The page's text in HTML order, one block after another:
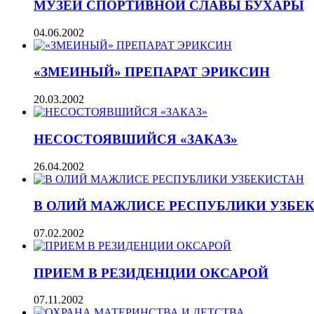
МУЗЕЙ СПОРТИВНОЙ СЛАВЫ БУХАРЫ
04.06.2002
«ЗМЕИНЫЙ» ПРЕПАРАТ ЭРИКСИН
20.03.2002
НЕСОСТОЯВШИЙСЯ «ЗАКАЗ»
26.04.2002
В ОЛИЙ МАЖЛИСЕ РЕСПУБЛИКИ
07.02.2002
ПРИЕМ В РЕЗИДЕНЦИИ ОКСАРОЙ
07.11.2002